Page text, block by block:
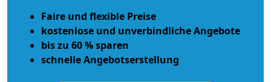
Faire und flexible Preise
kostenlose und unverbindliche Angebote
bis zu 60 % sparen
schnelle Angebotserstellung